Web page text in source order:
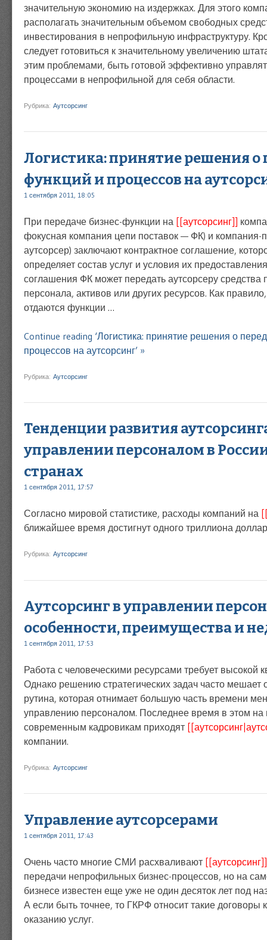
значительную экономию на издержках. Для этого
располагать значительным объемом свободных
инвестирования в непрофильную инфраструктуру.
следует готовиться к значительному увеличению
этим проблемами, быть готовой эффективно
процессами в непрофильной для себя области.
Рубрика: Аутсорсинг
Логистика: принятие решения о
функций и процессов на
1 сентября 2011, 18:05
При передаче бизнес-функции на [[аутсорсинг]]
фокусная компания цепи поставок — ФК) и компания-
аутсорсер) заключают контрактное соглашение,
определяет состав услуг и условия их
соглашения ФК может передать аутсорсеру средства
персонала, активов или других ресурсов. Как
отдаются функции …
Continue reading ‘Логистика: принятие решения о
процессов на аутсорсинг’ »
Рубрика: Аутсорсинг
Тенденции развития
управлении персоналом в
странах
1 сентября 2011, 17:57
Согласно мировой статистике, расходы компаний на
ближайшее время достигнут одного триллиона
Рубрика: Аутсорсинг
Аутсорсинг в управлении
особенности, преимущества и
1 сентября 2011, 17:53
Работа с человеческими ресурсами требует высокой
Однако решению стратегических задач часто мешает
рутина, которая отнимает большую часть времени
управлению персоналом. Последнее время в этом
современным кадровикам приходят
компании.
Рубрика: Аутсорсинг
Управление аутсорсерами
1 сентября 2011, 17:43
Очень часто многие СМИ расхваливают [[аутсорсинг]]
передачи непрофильных бизнес-процессов, но на
бизнесе известен еще уже не один десяток лет под
А если быть точнее, то ГКРФ относит такие договоры
оказанию услуг.